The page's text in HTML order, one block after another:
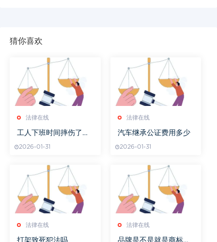
猜你喜欢
法律在线
工人下班时间摔伤了需
2026-01-31
法律在线
汽车继承公证费用多少
2026-01-31
法律在线
打架致死犯法吗
法律在线
品牌是不是就是商标类